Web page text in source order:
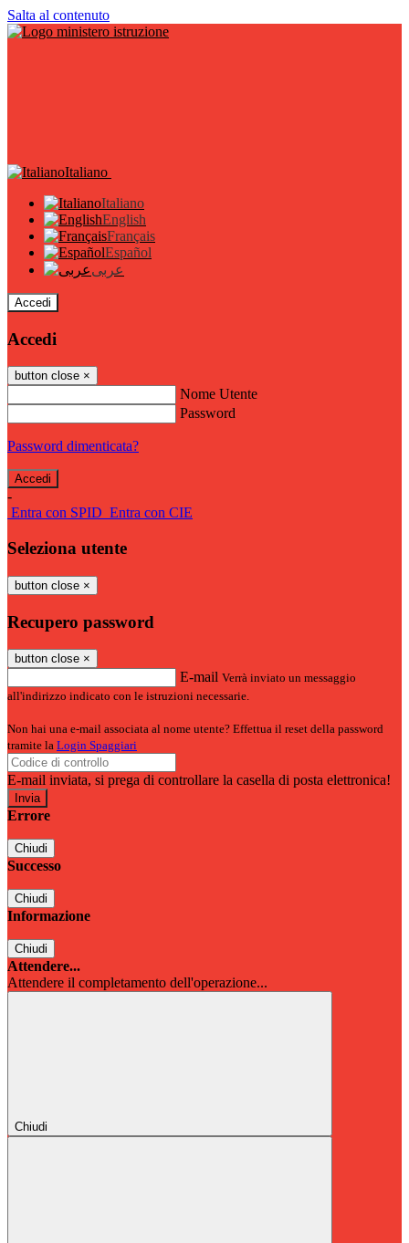
Salta al contenuto
Italiano
Italiano
English
Français
Español
عربى
Accedi
Accedi
button close ×
Nome Utente
Password
Password dimenticata?
-
Entra con SPID Entra con CIE
Seleziona utente
button close ×
Recupero password
button close ×
E-mail Verrà inviato un messaggio
all'indirizzo indicato con le istruzioni necessarie.
Non hai una e-mail associata al nome utente? Effettua il reset della password
tramite la Login Spaggiari
E-mail inviata, si prega di controllare la casella di posta elettronica!
Errore
Chiudi
Successo
Chiudi
Informazione
Chiudi
Attendere...
Attendere il completamento dell'operazione...
Chiudi